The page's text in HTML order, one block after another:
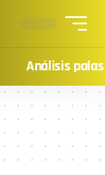
Análisis palas